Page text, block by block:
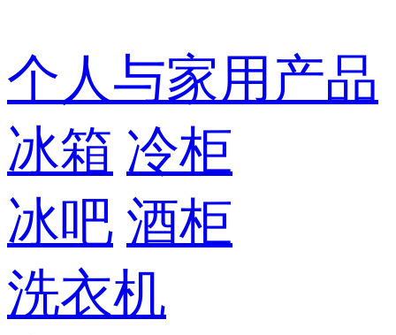
个人与家用产品
冰箱 冷柜
冰吧 酒柜
洗衣机